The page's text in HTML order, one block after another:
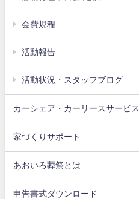
会費規程
活動報告
活動状況・スタッフブログ
カーシェア・カーリースサービス
家づくりサポート
あおいろ葬祭とは
申告書式ダウンロード